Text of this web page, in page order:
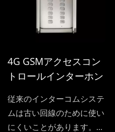
アインターホンは最大8人
の住民が使用できます。
4G GSMアクセスコン
トロールインターホン
従来のインターコムシステ
ムは古い回線のために使い
にくいことがあります。